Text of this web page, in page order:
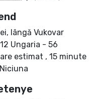
lângă Vukovar
Ungaria - 56
estimat , 15 minute